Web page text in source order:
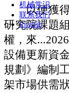
机械常识
联系我们
English
以便獲得
研究院課題
權，來
設備更新資
規劃》編制
架市場供需